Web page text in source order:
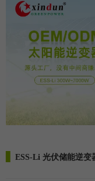
ESS-Li 光伏储能逆变